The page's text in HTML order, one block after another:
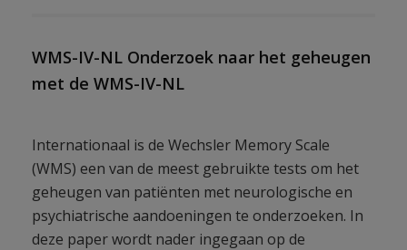
WMS-IV-NL Onderzoek naar het geheugen
met de WMS-IV-NL
Internationaal is de Wechsler Memory Scale
(WMS) een van de meest gebruikte tests om het
geheugen van patiënten met neurologische en
psychiatrische aandoeningen te onderzoeken. In
deze paper wordt nader ingegaan op de